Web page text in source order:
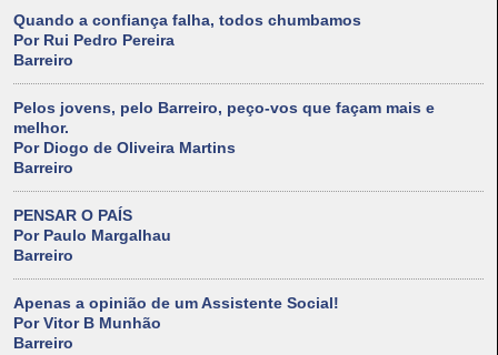
Quando a confiança falha, todos chumbamos
Por Rui Pedro Pereira
Barreiro
Pelos jovens, pelo Barreiro, peço-vos que façam mais e
melhor.
Por Diogo de Oliveira Martins
Barreiro
PENSAR O PAÍS
Por Paulo Margalhau
Barreiro
Apenas a opinião de um Assistente Social!
Por Vitor B Munhão
Barreiro